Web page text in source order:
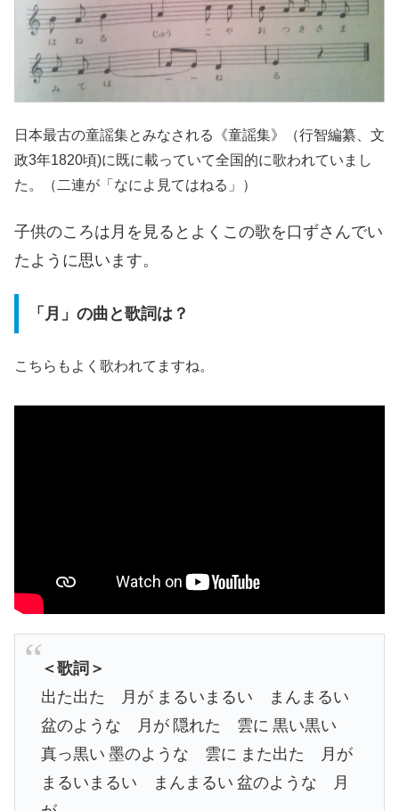
日本最古の童謡集とみなされる《童謡集》（行智編纂、文
政3年1820頃)に既に載っていて全国的に歌われていまし
た。（二連が「なによ見てはねる」）
子供のころは月を見るとよくこの歌を口ずさんでい
たように思います。
「月」の曲と歌詞は？
こちらもよく歌われてますね。
＜歌詞＞
出た出た 月が まるいまるい まんまるい
盆のような 月が 隠れた 雲に 黒い黒い
真っ黒い 墨のような 雲に また出た 月が
まるいまるい まんまるい 盆のような 月